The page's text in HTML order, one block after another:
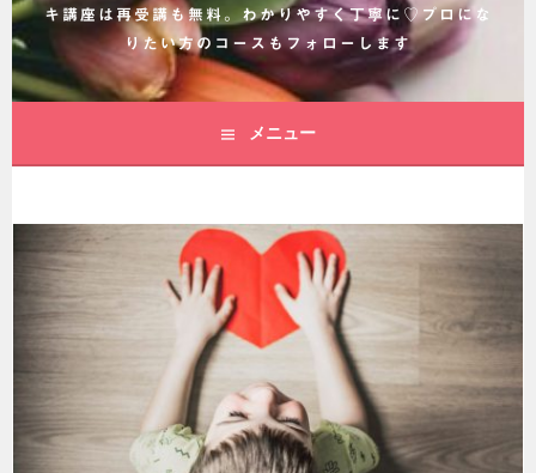
キ講座は再受講も無料。わかりやすく丁寧に♡プロにな
りたい方のコースもフォローします
メニュー